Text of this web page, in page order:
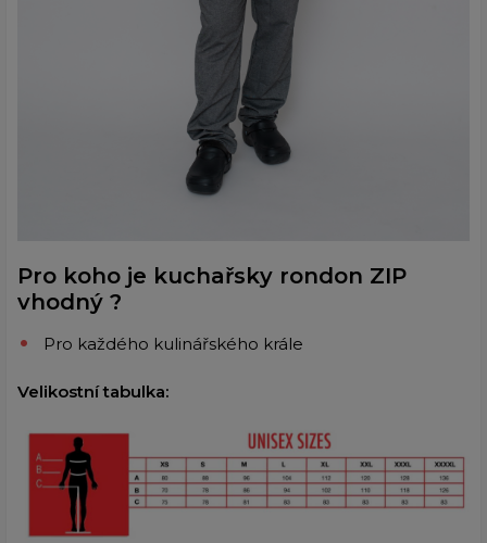
Pro koho je kuchařsky rondon ZIP
vhodný ?
Pro každého kulinářského krále
Velikostní tabulka: